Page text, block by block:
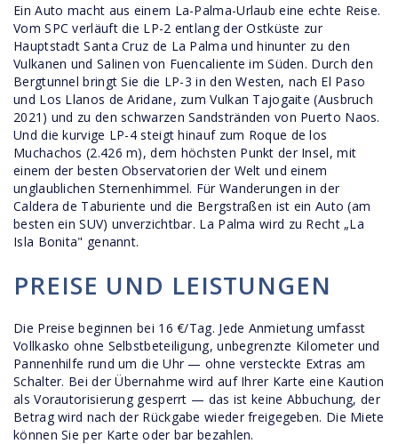
Ein Auto macht aus einem La-Palma-Urlaub eine echte Reise.
Vom SPC verläuft die LP-2 entlang der Ostküste zur
Hauptstadt Santa Cruz de La Palma und hinunter zu den
Vulkanen und Salinen von Fuencaliente im Süden. Durch den
Bergtunnel bringt Sie die LP-3 in den Westen, nach El Paso
und Los Llanos de Aridane, zum Vulkan Tajogaite (Ausbruch
2021) und zu den schwarzen Sandstränden von Puerto Naos.
Und die kurvige LP-4 steigt hinauf zum Roque de los
Muchachos (2.426 m), dem höchsten Punkt der Insel, mit
einem der besten Observatorien der Welt und einem
unglaublichen Sternenhimmel. Für Wanderungen in der
Caldera de Taburiente und die Bergstraßen ist ein Auto (am
besten ein SUV) unverzichtbar. La Palma wird zu Recht „La
Isla Bonita" genannt.
PREISE UND LEISTUNGEN
Die Preise beginnen bei 16 €/Tag. Jede Anmietung umfasst
Vollkasko ohne Selbstbeteiligung, unbegrenzte Kilometer und
Pannenhilfe rund um die Uhr — ohne versteckte Extras am
Schalter. Bei der Übernahme wird auf Ihrer Karte eine Kaution
als Vorautorisierung gesperrt — das ist keine Abbuchung, der
Betrag wird nach der Rückgabe wieder freigegeben. Die Miete
können Sie per Karte oder bar bezahlen.